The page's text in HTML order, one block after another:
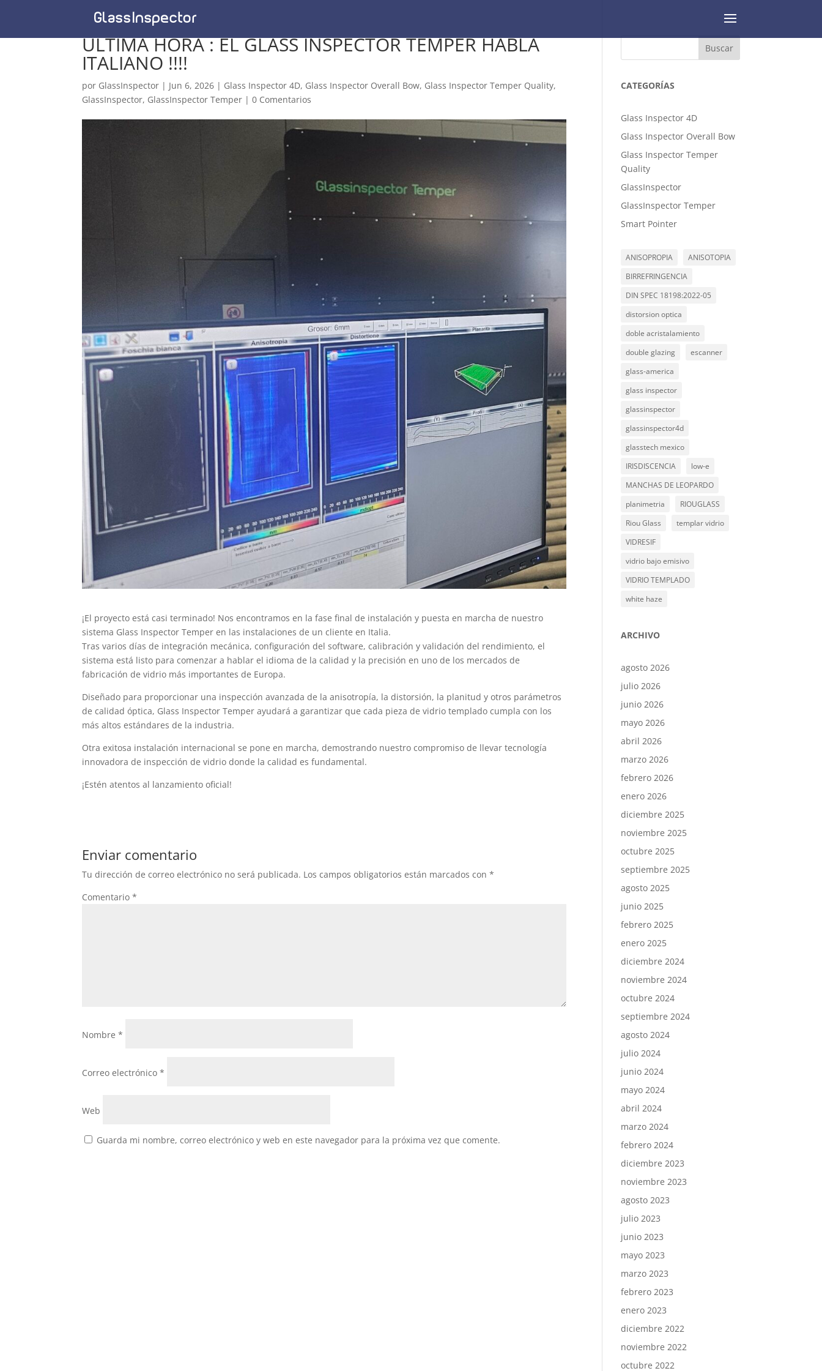
ULTIMA HORA : EL GLASS INSPECTOR TEMPER HABLA
ITALIANO !!!!
por GlassInspector | Jun 6, 2026 | Glass Inspector 4D, Glass Inspector Overall Bow, Glass Inspector Temper Quality,
GlassInspector, GlassInspector Temper |0 Comentarios
¡El proyecto está casi terminado! Nos encontramos en la fase final de instalación y puesta en marcha de nuestro
sistema Glass Inspector Temper en las instalaciones de un cliente en Italia.
Tras varios días de integración mecánica, configuración del software, calibración y validación del rendimiento, el
sistema está listo para comenzar a hablar el idioma de la calidad y la precisión en uno de los mercados de
fabricación de vidrio más importantes de Europa.
Diseñado para proporcionar una inspección avanzada de la anisotropía, la distorsión, la planitud y otros parámetros
de calidad óptica, Glass Inspector Temper ayudará a garantizar que cada pieza de vidrio templado cumpla con los
más altos estándares de la industria.
Otra exitosa instalación internacional se pone en marcha, demostrando nuestro compromiso de llevar tecnología
innovadora de inspección de vidrio donde la calidad es fundamental.
¡Estén atentos al lanzamiento oficial!
Enviar comentario
Tu dirección de correo electrónico no será publicada. Los campos obligatorios están marcados con*
Comentario*
Nombre*
Correo electrónico*
Web
Guarda mi nombre, correo electrónico y web en este navegador para la próxima vez que comente.
Buscar
CATEGORÍAS
Glass Inspector 4D
Glass Inspector Overall Bow
Glass Inspector Temper
Quality
GlassInspector
GlassInspector Temper
Smart Pointer
ANISOPROPIA
ANISOTOPIA
BIRREFRINGENCIA
DIN SPEC 18198:2022-05
distorsion optica
doble acristalamiento
double glazing
escanner
glass-america
glass inspector
glassinspector
glassinspector4d
glasstech mexico
IRISDISCENCIA
low-e
MANCHAS DE LEOPARDO
planimetria
RIOUGLASS
Riou Glass
templar vidrio
VIDRESIF
vidrio bajo emisivo
VIDRIO TEMPLADO
white haze
ARCHIVO
agosto 2026
julio 2026
junio 2026
mayo 2026
abril 2026
marzo 2026
febrero 2026
enero 2026
diciembre 2025
noviembre 2025
octubre 2025
septiembre 2025
agosto 2025
junio 2025
febrero 2025
enero 2025
diciembre 2024
noviembre 2024
octubre 2024
septiembre 2024
agosto 2024
julio 2024
junio 2024
mayo 2024
abril 2024
marzo 2024
febrero 2024
diciembre 2023
noviembre 2023
agosto 2023
julio 2023
junio 2023
mayo 2023
marzo 2023
febrero 2023
enero 2023
diciembre 2022
noviembre 2022
octubre 2022